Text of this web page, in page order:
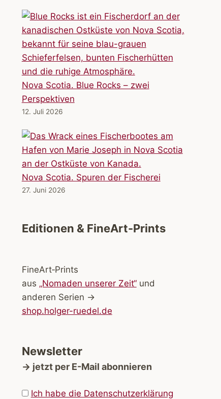
Nova Scotia. Blue Rocks – zwei
Perspektiven
12. Juli 2026
Nova Scotia. Spuren der Fischerei
27. Juni 2026
Editionen & FineArt-Prints
FineArt‑Prints
aus „Nomaden unserer Zeit“und
anderen Serien →
shop.holger-ruedel.de
Newsletter
→ jetzt per E-Mail abonnieren
Ich habe die Datenschutzerklärung